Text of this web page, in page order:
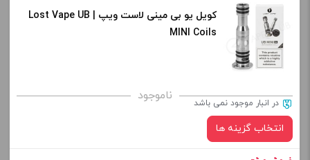
نوع کویل :
برای فعال شدن سبد خرید و نمایش قیمت ، گزینه های محصول را
از کادر بالا انتخاب کنید.
+
کویل یو بی مینی لاست ویپ | Lost Vape UB
MINI Coils
ناموجود در انبار موجود نمی باشد
انتخاب گزینه ها